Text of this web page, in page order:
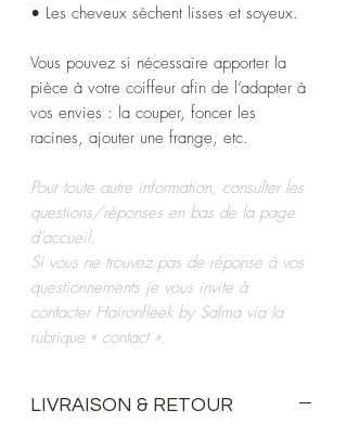
• Les cheveux sèchent lisses et soyeux.
Vous pouvez si nécessaire apporter la
pièce à votre coiffeur afin de l’adapter à
vos envies : la couper, foncer les
racines, ajouter une frange, etc.
Pour toute autre information, consulter les
questions/réponses en bas de la page
d’accueil.
Si vous ne trouvez pas de réponse à vos
questionnements je vous invite à
contacter Haironfleek by Salma via la
rubrique « contact ».
LIVRAISON & RETOUR